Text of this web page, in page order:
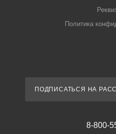
Политика
ПОДПИСАТЬСЯ НА
8-800-